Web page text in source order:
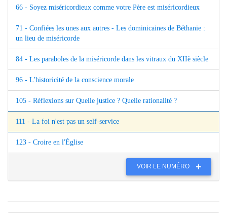
66 - Soyez miséricordieux comme votre Père est miséricordieux
71 - Confiées les unes aux autres - Les dominicaines de Béthanie :
un lieu de miséricorde
84 - Les paraboles de la miséricorde dans les vitraux du XIIè siècle
96 - L'historicité de la conscience morale
105 - Réflexions sur Quelle justice ? Quelle rationalité ?
111 - La foi n'est pas un self-service
123 - Croire en l'Église
VOIR LE NUMÉRO